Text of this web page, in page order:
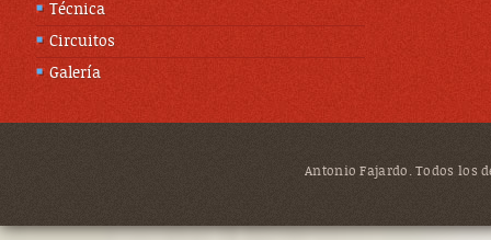
Técnica
Circuitos
Galería
Antonio Fajardo. Todos los